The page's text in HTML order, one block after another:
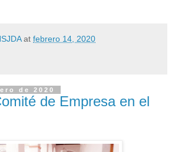
at febrero 14, 2020
de 2020
de Empresa en el